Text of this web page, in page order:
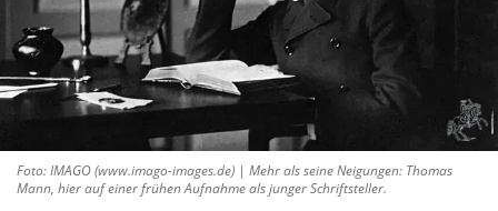
Foto: IMAGO (www.imago-images.de) | Mehr als seine Neigungen: Thomas
Mann, hier auf einer frühen Aufnahme als junger Schriftsteller.